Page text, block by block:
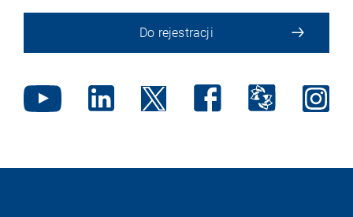
Do rejestracji